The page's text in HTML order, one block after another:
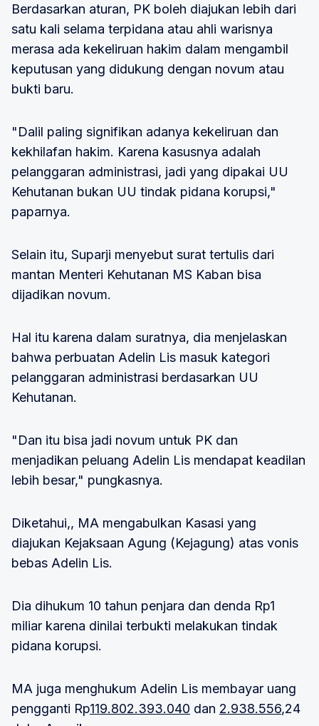
Berdasarkan aturan, PK boleh diajukan lebih dari
satu kali selama terpidana atau ahli warisnya
merasa ada kekeliruan hakim dalam mengambil
keputusan yang didukung dengan novum atau
bukti baru.
"Dalil paling signifikan adanya kekeliruan dan
kekhilafan hakim. Karena kasusnya adalah
pelanggaran administrasi, jadi yang dipakai UU
Kehutanan bukan UU tindak pidana korupsi,"
paparnya.
Selain itu, Suparji menyebut surat tertulis dari
mantan Menteri Kehutanan MS Kaban bisa
dijadikan novum.
Hal itu karena dalam suratnya, dia menjelaskan
bahwa perbuatan Adelin Lis masuk kategori
pelanggaran administrasi berdasarkan UU
Kehutanan.
"Dan itu bisa jadi novum untuk PK dan
menjadikan peluang Adelin Lis mendapat keadilan
lebih besar," pungkasnya.
Diketahui,, MA mengabulkan Kasasi yang
diajukan Kejaksaan Agung (Kejagung) atas vonis
bebas Adelin Lis.
Dia dihukum 10 tahun penjara dan denda Rp1
miliar karena dinilai terbukti melakukan tindak
pidana korupsi.
MA juga menghukum Adelin Lis membayar uang
pengganti Rp119.802.393.040 dan 2.938.556,24